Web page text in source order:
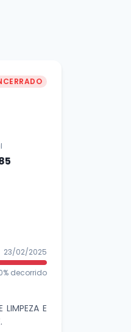
23/02/2025
decorrido
LIMPEZA E